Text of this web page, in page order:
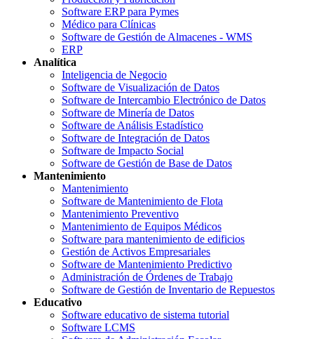
Software ERP para Pymes
Médico para Clínicas
Software de Gestión de Almacenes - WMS
ERP
Analítica
Inteligencia de Negocio
Software de Visualización de Datos
Software de Intercambio Electrónico de Datos
Software de Minería de Datos
Software de Análisis Estadístico
Software de Integración de Datos
Software de Impacto Social
Software de Gestión de Base de Datos
Mantenimiento
Mantenimiento
Software de Mantenimiento de Flota
Mantenimiento Preventivo
Mantenimiento de Equipos Médicos
Software para mantenimiento de edificios
Gestión de Activos Empresariales
Software de Mantenimiento Predictivo
Administración de Órdenes de Trabajo
Software de Gestión de Inventario de Repuestos
Educativo
Software educativo de sistema tutorial
Software LCMS